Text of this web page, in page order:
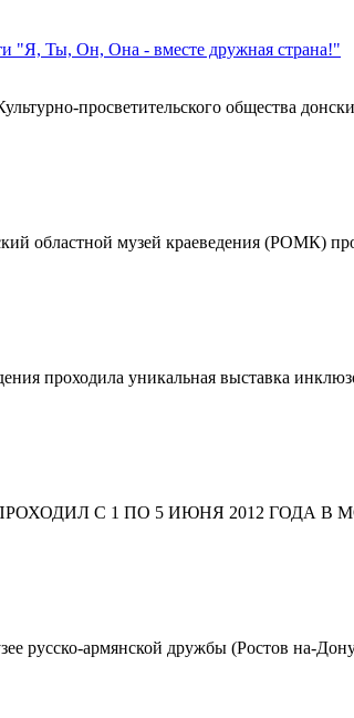
"Я, Ты, Он, Она - вместе дружная страна!"
просветительского общества
областной музей краеведения (РОМК)
проходила уникальная выставка
С 1 ПО 5 ИЮНЯ 2012 ГОДА В
русско-армянской дружбы (Ростов на-